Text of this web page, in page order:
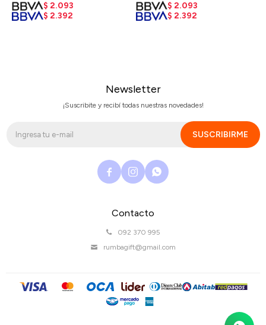
$ 2.093
$ 2.392
$ 2.093
$ 2.392
Contacto
092 370 995
rumbagift@gmail.com
Newsletter
¡Suscribite y recibí todas nuestras novedades!
SUSCRIBIRME
  